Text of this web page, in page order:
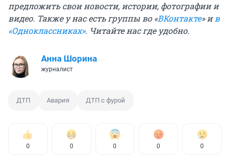
предложить свои новости, истории, фотографии и
видео. Также у нас есть группы во «ВКонтакте»ив
«Одноклассниках». Читайте нас где удобно.
Анна Шорина
журналист
ДТП Авария ДТП с фурой
0 0 0 0 0